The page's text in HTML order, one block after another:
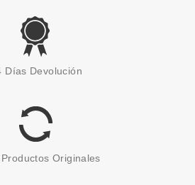
Días Devolución
Originales